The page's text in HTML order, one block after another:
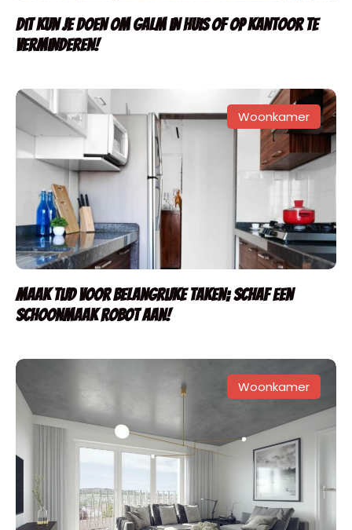
Dit kun je doen om galm in huis of op kantoor te
verminderen!
Woonkamer
Maak tijd voor belangrijke taken; schaf een
schoonmaak robot aan!
Woonkamer